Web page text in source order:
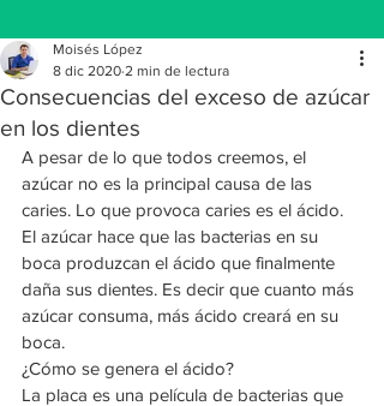
Consecuencias del exceso de azúcar
en los dientes
Moisés López
8 dic 2020 2 min de lectura
A pesar de lo que todos creemos, el
azúcar no es la principal causa de las
caries. Lo que provoca caries es el ácido.
El azúcar hace que las bacterias en su
boca produzcan el ácido que finalmente
daña sus dientes. Es decir que cuanto más
azúcar consuma, más ácido creará en su
boca.
¿Cómo se genera el ácido?
La placa es una película de bacterias que